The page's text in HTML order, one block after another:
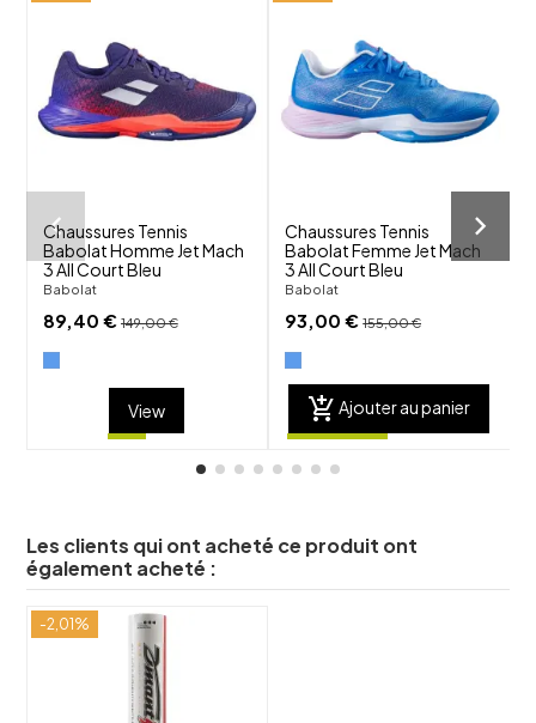
visibility
Chaussures Tennis
Babolat Homme Jet Mach
3 All Court Bleu
Babolat
89,40 € 149,00 €
View
visibility
Chaussures Tennis
Babolat Femme Jet Mach
3 All Court Bleu
Babolat
93,00 €155,00 €
add_shopping_cart Ajouter au panier
Les clients qui ont acheté ce produit ont
également acheté :
-2,01%